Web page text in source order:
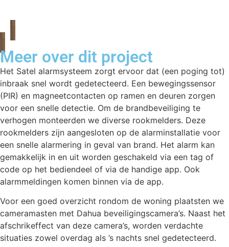
Meer over dit project
Het Satel alarmsysteem zorgt ervoor dat (een poging tot)
inbraak snel wordt gedetecteerd. Een bewegingssensor
(PIR) en magneetcontacten op ramen en deuren zorgen
voor een snelle detectie. Om de brandbeveiliging te
verhogen monteerden we diverse rookmelders. Deze
rookmelders zijn aangesloten op de alarminstallatie voor
een snelle alarmering in geval van brand. Het alarm kan
gemakkelijk in en uit worden geschakeld via een tag of
code op het bediendeel of via de handige app. Ook
alarmmeldingen komen binnen via de app.
Voor een goed overzicht rondom de woning plaatsten we
cameramasten met Dahua beveiligingscamera’s. Naast het
afschrikeffect van deze camera’s, worden verdachte